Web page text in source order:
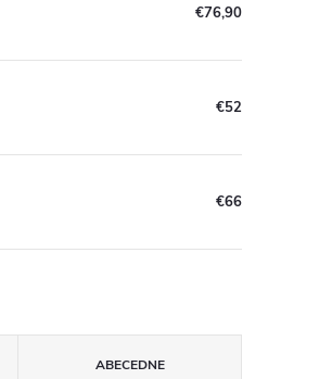
€76,90
€52
€66
ABECEDNE